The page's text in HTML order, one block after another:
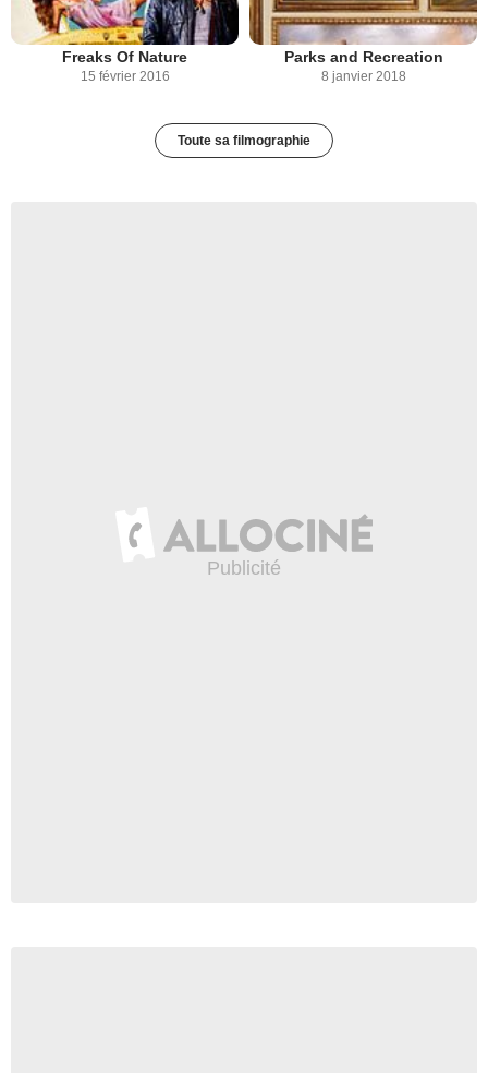
Freaks Of Nature
15 février 2016
Parks and Recreation
8 janvier 2018
Toute sa filmographie